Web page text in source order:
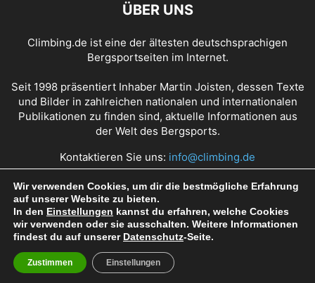
ÜBER UNS
Climbing.de ist eine der ältesten deutschsprachigen
Bergsportseiten im Internet.
Seit 1998 präsentiert Inhaber Martin Joisten, dessen Texte
und Bilder in zahlreichen nationalen und internationalen
Publikationen zu finden sind, aktuelle Informationen aus
der Welt des Bergsports.
Kontaktieren Sie uns: info@climbing.de
Über Climbing.de RSS Feed Mediadaten
Nutzungsbedingungen Datenschutz Impressum
© Copyright 1998 - 2022 Climbing.de by Martin Joisten
Wir verwenden Cookies, um dir die bestmögliche Erfahrung
auf unserer Website zu bieten.
In den Einstellungen kannst du erfahren, welche Cookies
wir verwenden oder sie ausschalten. Weitere Informationen
findest du auf unserer Datenschutz-Seite.
Zustimmen Einstellungen